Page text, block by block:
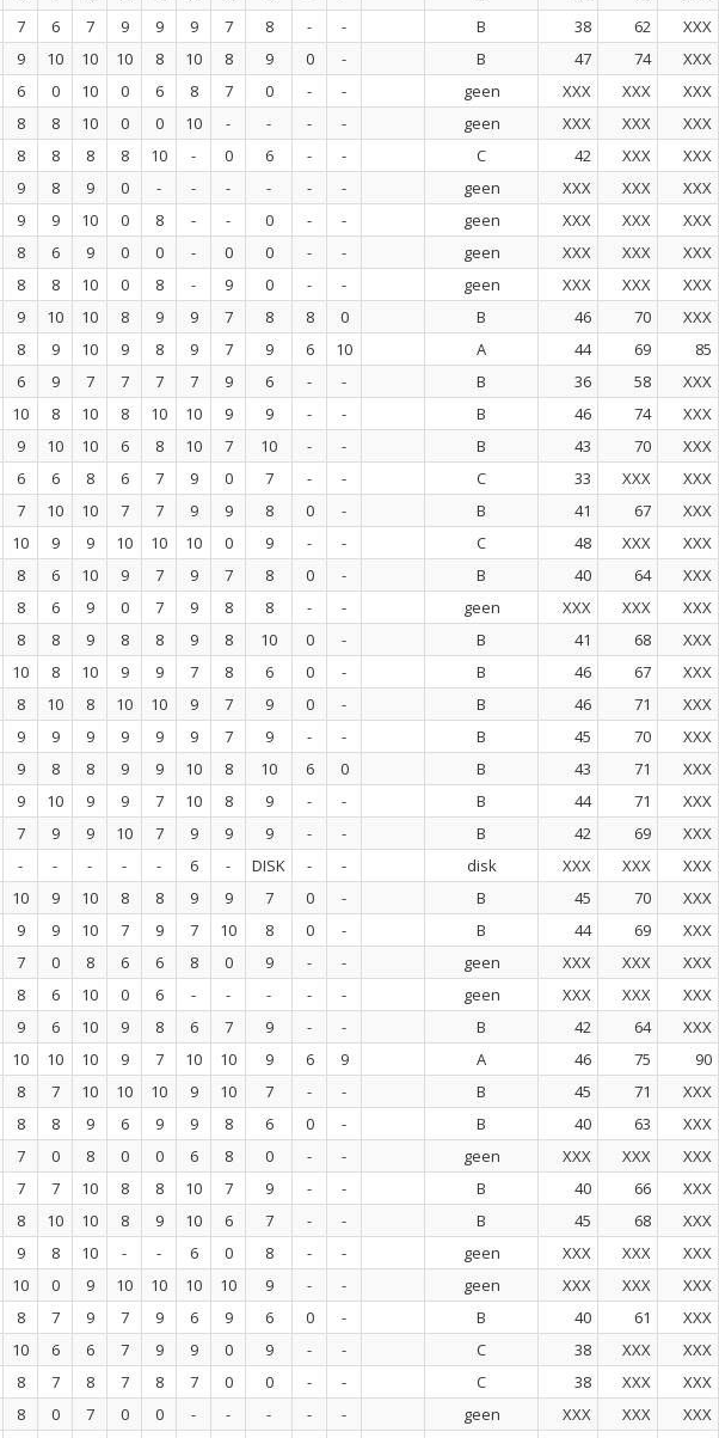
7 6 7 9 9 9 7 8 - - B 38 62
XXX
9 10 10 10 8 10 8 9 0 - B 47 74
XXX
6 0 10 0 6 8 7 0 - - geen XXX XXX
XXX
8 8 10 0 0 10 - - - - geen XXX XXX
XXX
8 8 8 8 10 - 0 6 - - C 42 XXX
XXX
9 8 9 0 - - - - - - geen XXX XXX
XXX
9 9 10 0 8 - - 0 - - geen XXX XXX
XXX
8 6 9 0 0 - 0 0 - - geen XXX XXX
XXX
8 8 10 0 8 - 9 0 - - geen XXX XXX
XXX
9 10 10 8 9 9 7 8 8 0 B 46 70
XXX
8 9 10 9 8 9 7 9 6 10 A 44 69
85
6 9 7 7 7 7 9 6 - - B 36 58
XXX
10 8 10 8 10 10 9 9 - - B 46 74
XXX
9 10 10 6 8 10 7 10 - - B 43 70
XXX
6 6 8 6 7 9 0 7 - - C 33 XXX
XXX
7 10 10 7 7 9 9 8 0 - B 41 67
XXX
10 9 9 10 10 10 0 9 - - C 48 XXX
XXX
8 6 10 9 7 9 7 8 0 - B 40 64
XXX
8 6 9 0 7 9 8 8 - - geen XXX XXX
XXX
8 8 9 8 8 9 8 10 0 - B 41 68
XXX
10 8 10 9 9 7 8 6 0 - B 46 67
XXX
8 10 8 10 10 9 7 9 0 - B 46 71
XXX
9 9 9 9 9 9 7 9 - - B 45 70
XXX
9 8 8 9 9 10 8 10 6 0 B 43 71
XXX
9 10 9 9 7 10 8 9 - - B 44 71
XXX
7 9 9 10 7 9 9 9 - - B 42 69
XXX
- - - - - 6 - DISK - - disk XXX XXX
XXX
10 9 10 8 8 9 9 7 0 - B 45 70
XXX
9 9 10 7 9 7 10 8 0 - B 44 69
XXX
7 0 8 6 6 8 0 9 - - geen XXX XXX
XXX
8 6 10 0 6 - - - - - geen XXX XXX
XXX
9 6 10 9 8 6 7 9 - - B 42 64
XXX
10 10 10 9 7 10 10 9 6 9 A 46 75
90
8 7 10 10 10 9 10 7 - - B 45 71
XXX
8 8 9 6 9 9 8 6 0 - B 40 63
XXX
7 0 8 0 0 6 8 0 - - geen XXX XXX
XXX
7 7 10 8 8 10 7 9 - - B 40 66
XXX
8 10 10 8 9 10 6 7 - - B 45 68
XXX
9 8 10 - - 6 0 8 - - geen XXX XXX
XXX
10 0 9 10 10 10 10 9 - - geen XXX XXX
XXX
8 7 9 7 9 6 9 6 0 - B 40 61
XXX
10 6 6 7 9 9 0 9 - - C 38 XXX
XXX
8 7 8 7 8 7 0 0 - - C 38 XXX
XXX
8 0 7 0 0 - - - - - geen XXX XXX
XXX